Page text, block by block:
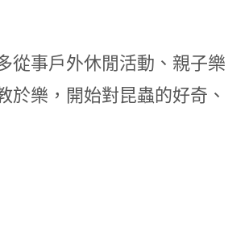
從事戶外休閒活動、親子樂
於樂，開始對昆蟲的好奇、